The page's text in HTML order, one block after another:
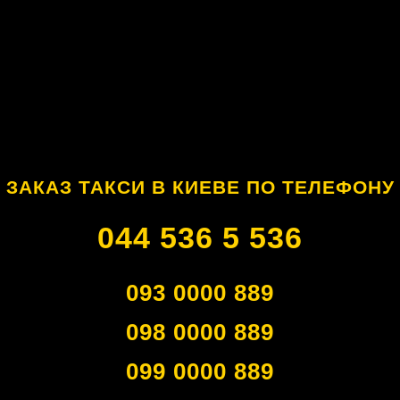
ЗАКАЗ ТАКСИ В КИЕВЕ ПО ТЕЛЕФОНУ
044 536 5 536
093 0000 889
098 0000 889
099 0000 889